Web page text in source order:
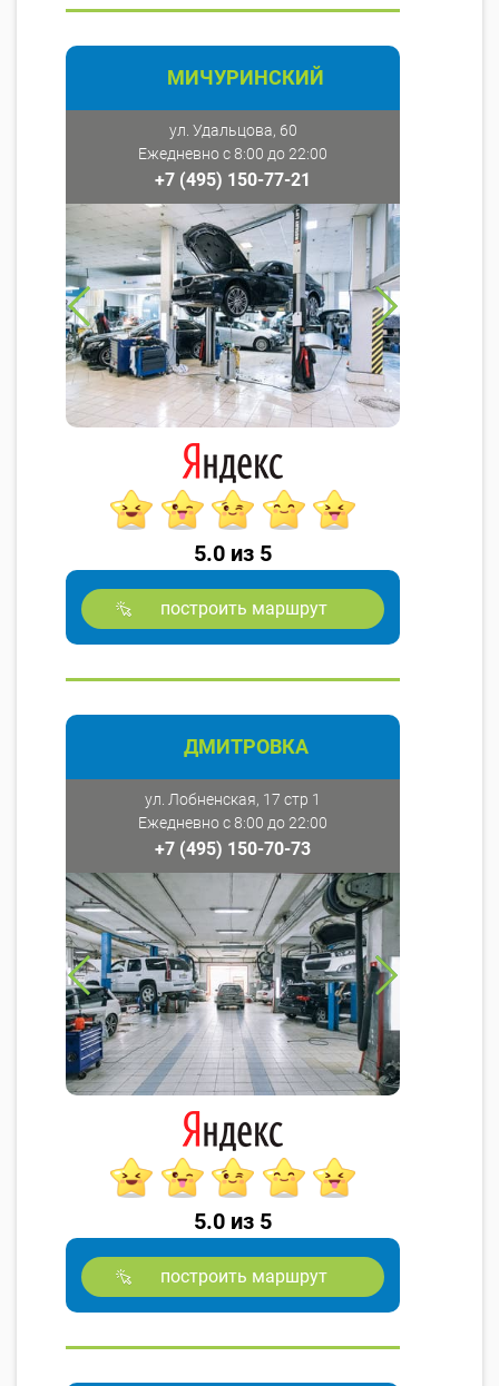
МИЧУРИНСКИЙ
ул. Удальцова, 60
Ежедневно с 8:00 до 22:00
+7 (495) 150-77-21
5.0 из 5
построить маршрут
ДМИТРОВКА
ул. Лобненская, 17 стр 1
Ежедневно с 8:00 до 22:00
+7 (495) 150-70-73
5.0 из 5
построить маршрут